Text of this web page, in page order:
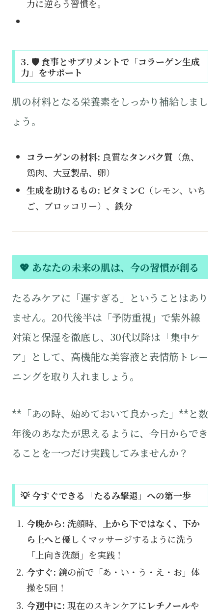
力に逆らう習慣を。
3. 🛡️ 食事とサプリメントで「コラーゲン生成
力」をサポート
肌の材料となる栄養素をしっかり補給しまし
ょう。
コラーゲンの材料: 良質なタンパク質 （魚、
鶏肉、大豆製品、卵）
生成を助けるもの: ビタミンC （レモン、いち
ご、ブロッコリー）、 鉄分
💖 あなたの未来の肌は、今の習慣が創る
たるみケアに「遅すぎる」ということはあり
ません。20代後半は「予防重視」で紫外線
対策と保湿を徹底し、30代以降は「集中ケ
ア」として、高機能な美容液と表情筋トレー
ニングを取り入れましょう。
**「あの時、始めておいて良かった」**と数
年後のあなたが思えるように、今日からでき
ることを一つだけ実践してみませんか？
💡 今すぐできる「たるみ撃退」への第一歩
今晩から: 洗顔時、
上から下ではなく、下か
ら上へと優しくマッサージするように洗う
「上向き洗顔」を実践！
今すぐ: 鏡の前で「あ・い・う・え・お」体
操を5回！
今週中に: 現在のスキンケアにレチノールや